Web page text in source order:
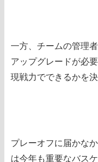
一方、チームの管理
アップグレードが必
現戦力でできるかを
プレーオフに届かな
は今年も重要なバス